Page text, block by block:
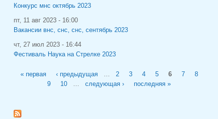
Конкурс мнс октябрь 2023
пт, 11 авг 2023 - 16:00
Вакансии внс, снс, снс, сентябрь 2023
чт, 27 июл 2023 - 16:44
Фестиваль Наука на Стрелке 2023
« первая ‹ предыдущая 2 3 4 5 6 7
8
9
10 следующая › последняя »